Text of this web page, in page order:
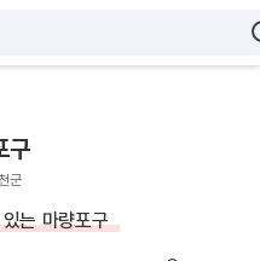
구
군
는 마량포구